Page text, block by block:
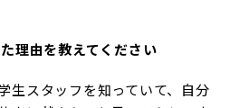
理由を教えてください
生スタッフを知っていて、自分